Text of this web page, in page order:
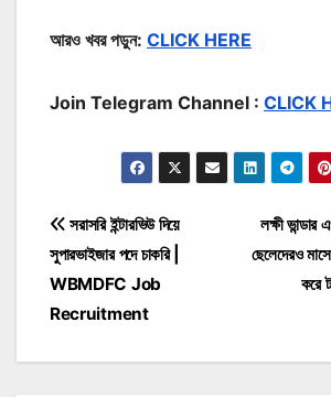
আরও খবর পড়ুন: CLICK HERE
Join Telegram Channel : CLICK
Post
navigation
লক্ষী
ছেলেদেরও
করে
সরাসরি ইন্টারভিউ দিয়ে
সুপারভাইজার পদে চাকরি |
WBMDFC Job
Recruitment